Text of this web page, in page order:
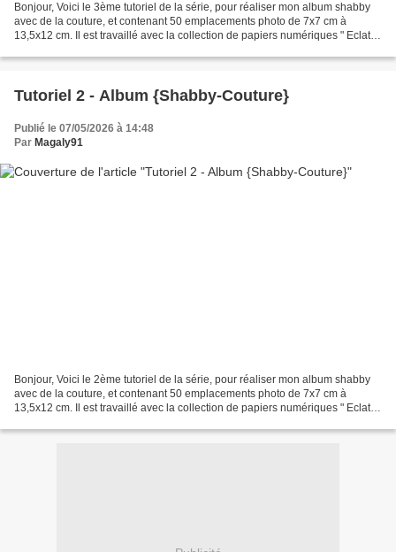
Bonjour, Voici le 3ème tutoriel de la série, pour réaliser mon album shabby
avec de la couture, et contenant 50 emplacements photo de 7x7 cm à
13,5x12 cm. Il est travaillé avec la collection de papiers numériques " Eclat
Tutoriel 2 - Album {Shabby-Couture}
Publié le 07/05/2026 à 14:48
Par Magaly91
Bonjour, Voici le 2ème tutoriel de la série, pour réaliser mon album shabby
avec de la couture, et contenant 50 emplacements photo de 7x7 cm à
13,5x12 cm. Il est travaillé avec la collection de papiers numériques " Eclat